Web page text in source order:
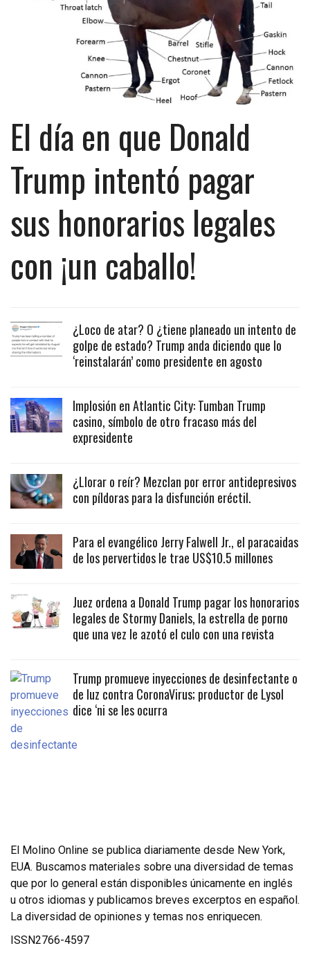
El día en que Donald
Trump intentó pagar
sus honorarios legales
con ¡un caballo!
¿Loco de atar? O ¿tiene planeado un intento de
golpe de estado? Trump anda diciendo que lo
‘reinstalarán’ como presidente en agosto
Implosión en Atlantic City: Tumban Trump
casino, símbolo de otro fracaso más del
expresidente
¿Llorar o reír? Mezclan por error antidepresivos
con píldoras para la disfunción eréctil.
Para el evangélico Jerry Falwell Jr., el paracaidas
de los pervertidos le trae US$10.5 millones
Juez ordena a Donald Trump pagar los honorarios
legales de Stormy Daniels, la estrella de porno
que una vez le azotó el culo con una revista
Trump promueve inyecciones de desinfectante o
de luz contra CoronaVirus; productor de Lysol
dice ‘ni se les ocurra
El Molino Online se publica diariamente desde New York,
EUA. Buscamos materiales sobre una diversidad de temas
que por lo general están disponibles únicamente en inglés
u otros idiomas y publicamos breves excerptos en español.
La diversidad de opiniones y temas nos enriquecen.
ISSN2766-4597